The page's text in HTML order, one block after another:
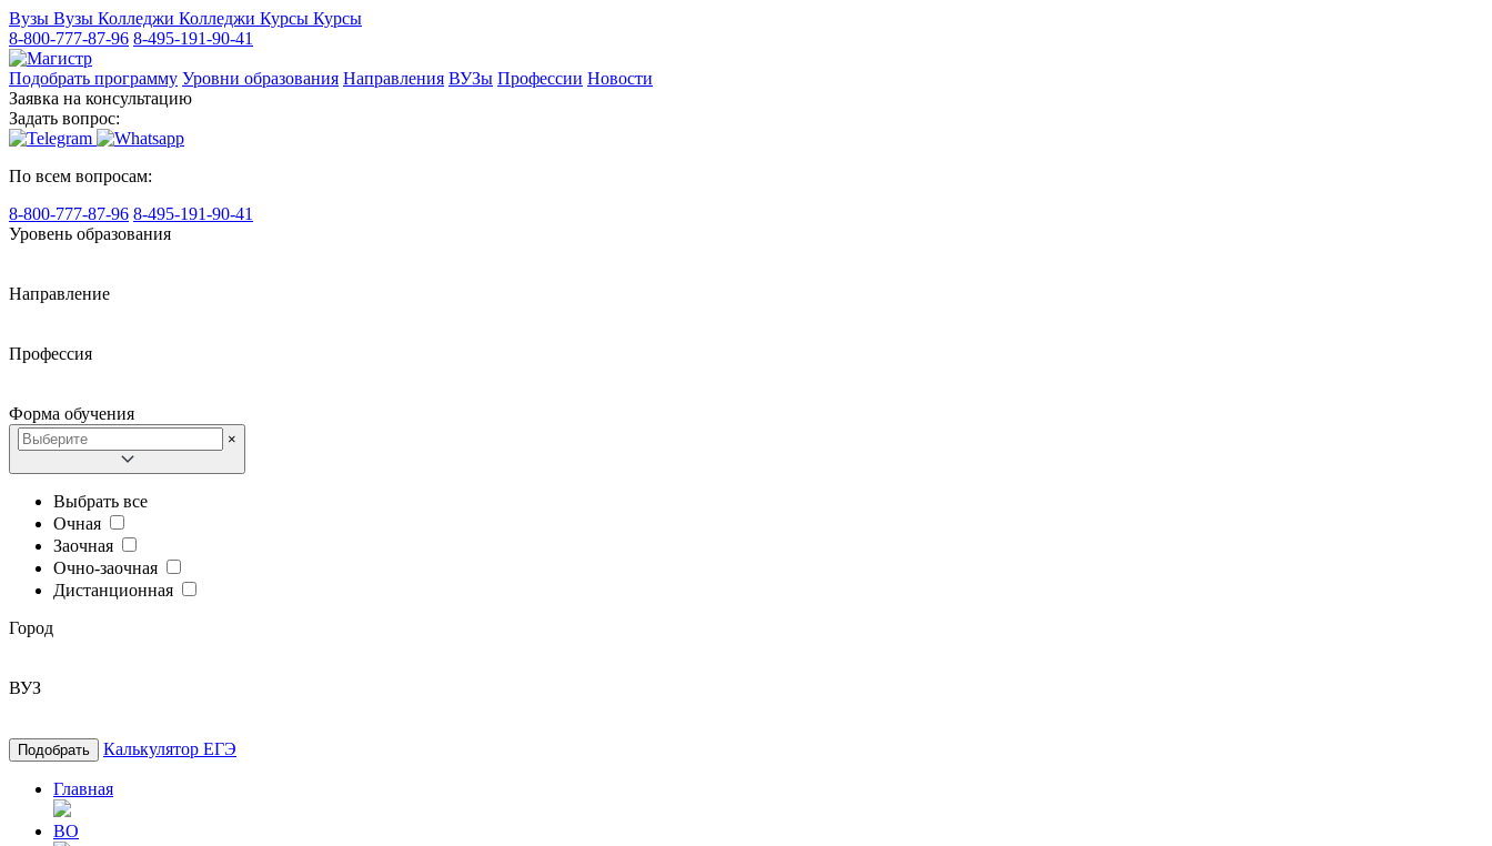
Вузы Вузы Колледжи Колледжи Курсы Курсы
8-800-777-87-96 8-495-191-90-41
Подобрать программу Уровни образования Направления ВУЗы Профессии Новости
Заявка на консультацию
Задать вопрос:
По всем вопросам:
8-800-777-87-96 8-495-191-90-41
Уровень образования
Направление
Профессия
Форма обучения
×
Выбрать все
Очная
Заочная
Очно-заочная
Дистанционная
Город
ВУЗ
Подобрать Калькулятор ЕГЭ
Главная
ВО